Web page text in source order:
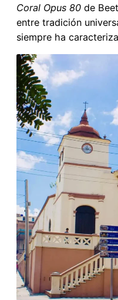
Coral Opus 80 de
entre tradición
siempre ha